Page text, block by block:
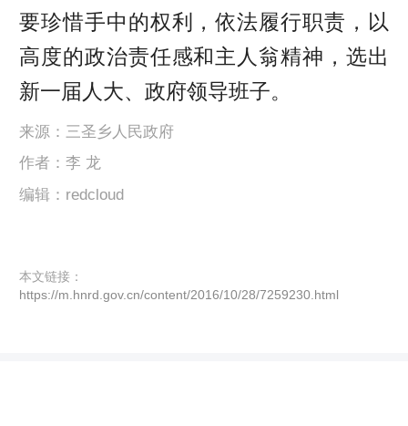
要珍惜手中的权利，依法履行职责，以
高度的政治责任感和主人翁精神，选出
新一届人大、政府领导班子。
来源：三圣乡人民政府
作者：李 龙
编辑：redcloud
本文链接：
https://m.hnrd.gov.cn/content/2016/10/28/7259230.html